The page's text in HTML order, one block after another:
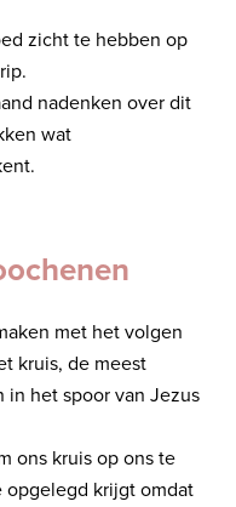
zicht te hebben op
nadenken over dit
wat
met het volgen
kruis, de meest
het spoor van Jezus
ons kruis op ons te
opgelegd krijgt omdat